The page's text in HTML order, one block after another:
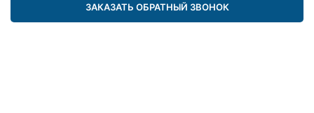
ЗАКАЗАТЬ ОБРАТНЫЙ ЗВОНОК